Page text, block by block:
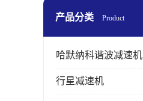
产品分类 Product
哈默纳科谐波减速机
行星减速机